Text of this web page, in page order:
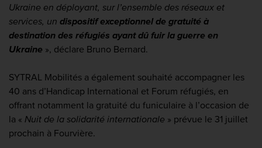
Ukraine en déployant, sur l’ensemble des réseaux et
services, un dispositif exceptionnel de gratuité à
destination des réfugiés ayant dû fuir la guerre en
Ukraine », déclare Bruno Bernard.
SYTRAL Mobilités a également souhaité accompagner les
40 ans d’Handicap International et Forum réfugiés, en
offrant notamment la gratuité du funiculaire à l’occasion de
la « Nuit de la solidarité internationale » prévue le 31 juillet
prochain à Fourvière.